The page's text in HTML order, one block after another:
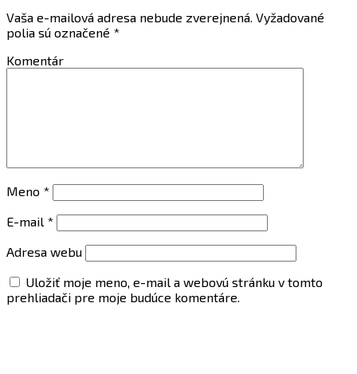
Vaša e-mailová adresa nebude zverejnená. Vyžadované
polia sú označené *
Komentár
Meno *
E-mail *
Adresa webu
Uložiť moje meno, e-mail a webovú stránku v tomto
prehliadači pre moje budúce komentáre.